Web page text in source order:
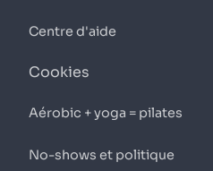
Centre d'aide
Cookies
Aérobic + yoga = pilates
No-shows et politique